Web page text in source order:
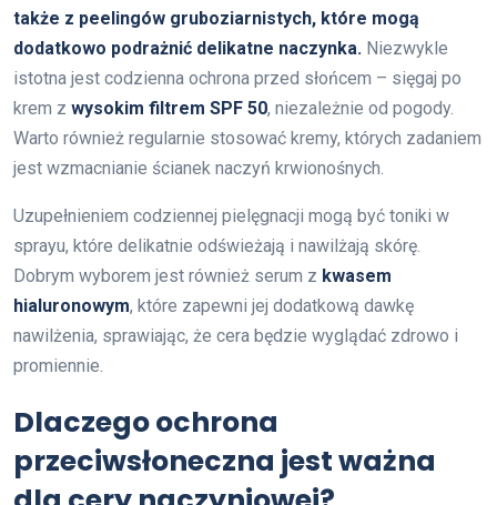
także z peelingów gruboziarnistych, które mogą
dodatkowo podrażnić delikatne naczynka. Niezwykle
istotna jest codzienna ochrona przed słońcem – sięgaj po
krem z wysokim filtrem SPF 50, niezależnie od pogody.
Warto również regularnie stosować kremy, których zadaniem
jest wzmacnianie ścianek naczyń krwionośnych.
Uzupełnieniem codziennej pielęgnacji mogą być toniki w
sprayu, które delikatnie odświeżają i nawilżają skórę.
Dobrym wyborem jest również serum z kwasem
hialuronowym, które zapewni jej dodatkową dawkę
nawilżenia, sprawiając, że cera będzie wyglądać zdrowo i
promiennie.
Dlaczego ochrona
przeciwsłoneczna jest ważna